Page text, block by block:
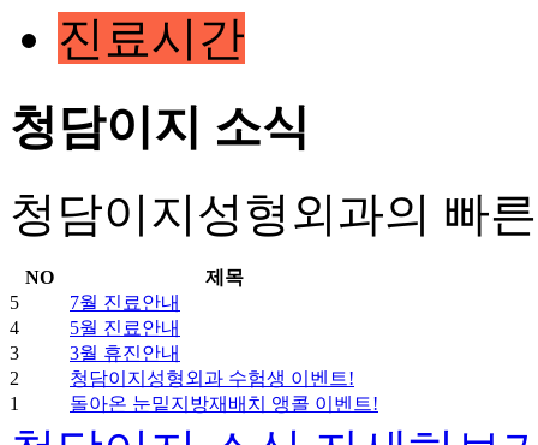
진료시간
청담이지 소식
청담이지성형외과의 빠
NO
제목
5
7월 진료안내
4
5월 진료안내
3
3월 휴진안내
2
청담이지성형외과 수험생 이벤트!
1
돌아온 눈밑지방재배치 앵콜 이벤트!